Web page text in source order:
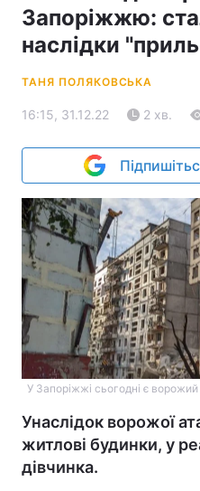
Запоріжжю:
наслідки
ТАНЯ ПОЛЯКОВСЬКА
16:15, 31.12.22 2 хв.
У Запоріжжі сьогодні є
Унаслідок ворожої
житлові будинки, у
дівчинка.